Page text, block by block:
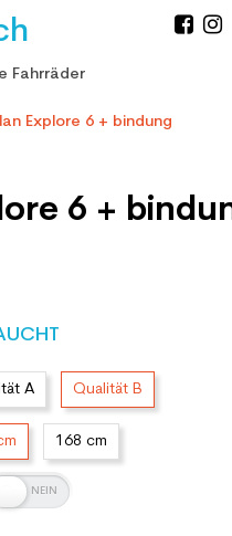
Fahrräder
Explore 6 + bindung
6 +
A Qualität B
168 cm